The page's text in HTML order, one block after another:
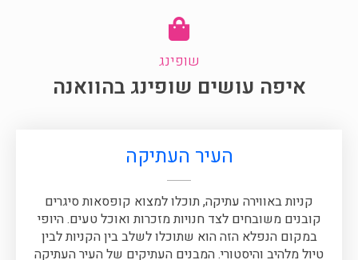
שופינג
איפה עושים שופינג בהוואנה
העיר העתיקה
קניות באווירה עתיקה, תוכלו למצוא קופסאות סיגרים
קובנים משובחים לצד חנויות מזכרות ואוכל טעים. היופי
במקום הנפלא הזה הוא שתוכלו לשלב בין הקניות לבין
טיול מלהיב והיסטורי. המבנים העתיקים של העיר העתיקה